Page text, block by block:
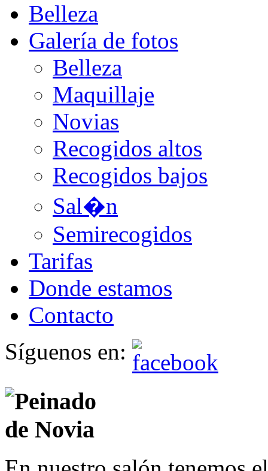
Belleza
Galería de fotos
Belleza
Maquillaje
Novias
Recogidos altos
Recogidos bajos
Sal�n
Semirecogidos
Tarifas
Donde estamos
Contacto
Síguenos en: